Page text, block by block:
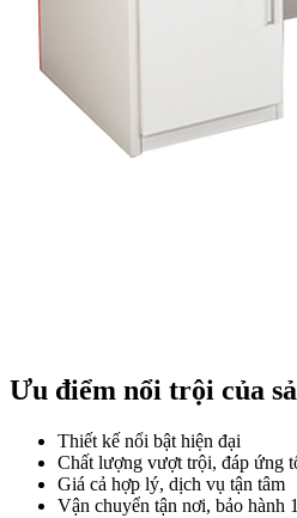
Ưu điểm nổi trội của
Thiết kế nổi bật hiện đại
Chất lượng vượt trội, đáp ứng
Giá cả hợp lý, dịch vụ tận tâm
Vận chuyển tận nơi, bảo hành